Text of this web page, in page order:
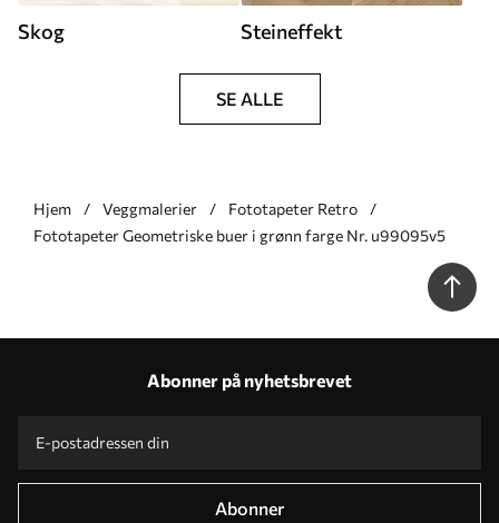
Skog Steineffekt
SE ALLE
Hjem Veggmalerier
Fototapeter Retro
Fototapeter Geometriske buer i grønn farge Nr. u99095v5
Abonner på nyhetsbrevet
Abonner